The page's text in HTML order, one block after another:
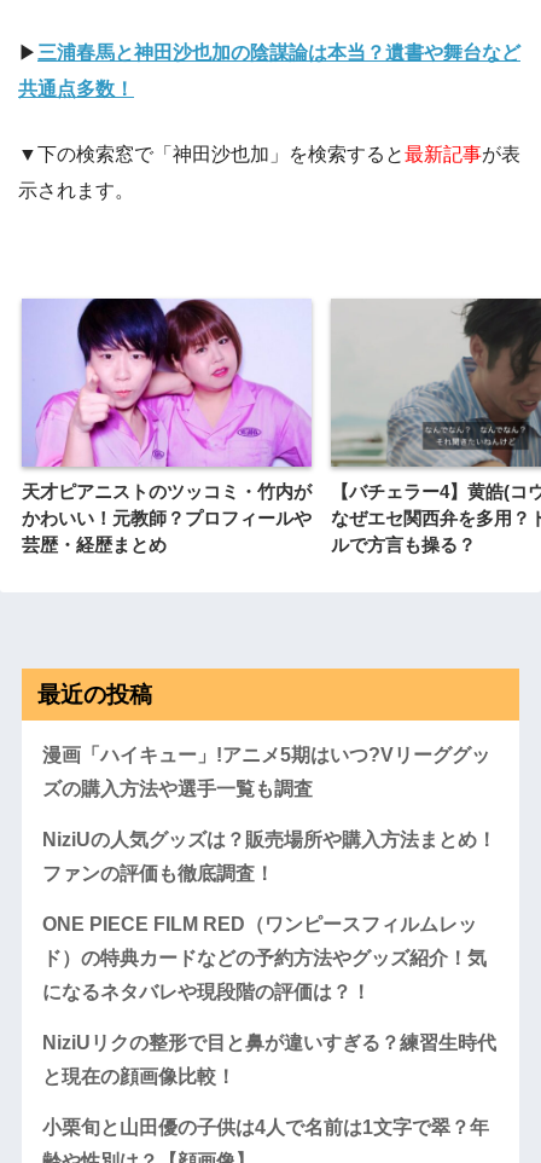
▶︎ 三浦春馬と神田沙也加の陰謀論は本当？遺書や舞台など
共通点多数！
▼下の検索窓で「神田沙也加」を検索すると最新記事が表
示されます。
天才ピアニストのツッコミ・竹内が
かわいい！元教師？プロフィールや
芸歴・経歴まとめ
【バチェラー4】黄皓(コ
なぜエセ関西弁を多用？
ルで方言も操る？
最近の投稿
漫画「ハイキュー」!アニメ5期はいつ?Vリーググッ
ズの購入方法や選手一覧も調査
NiziUの人気グッズは？販売場所や購入方法まとめ！
ファンの評価も徹底調査！
ONE PIECE FILM RED（ワンピースフィルムレッ
ド）の特典カードなどの予約方法やグッズ紹介！気
になるネタバレや現段階の評価は？！
NiziUリクの整形で目と鼻が違いすぎる？練習生時代
と現在の顔画像比較！
小栗旬と山田優の子供は4人で名前は1文字で翠？年